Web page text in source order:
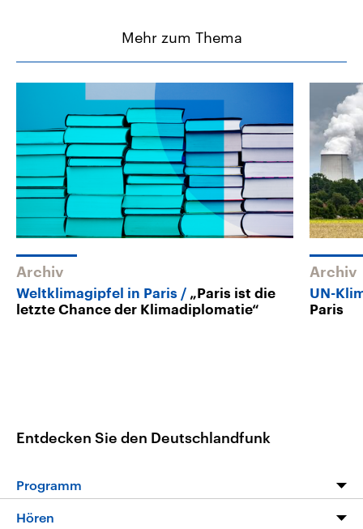
Mehr zum Thema
Archiv
Weltklimagipfel in Paris
„Paris ist die
letzte Chance der Klimadiplomatie“
Archiv
UN-
Paris
Entdecken Sie den Deutschlandfunk
Programm
Hören